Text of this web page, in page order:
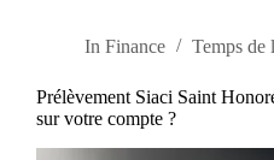
In Finance Temps de
Prélèvement Siaci Saint
sur votre compte ?